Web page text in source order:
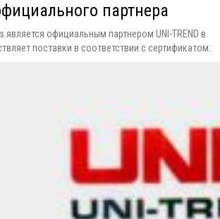
партнера
является официальным партнером UNI-TREND в
поставки в соответствии с сертификатом: